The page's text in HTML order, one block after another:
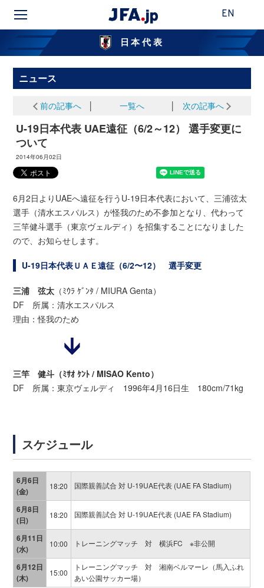
EN
日本代表
ニュース
前の記事へ 一覧へ 次の記事へ
U-19日本代表 UAE遠征（6/2～12） 選手変更に
ついて
2014年06月02日
6月2日よりUAEへ遠征を行うU-19日本代表において、三浦弦太
選手（清水エスパルス）が怪我のため不参加となり、代わって
三竿健斗選手（東京ヴェルディ）を招集することになりました
ので、お知らせします。
U-19日本代表ＵＡＥ遠征（6/2〜12） 選手変更
三浦 弦太 （ﾐｳﾗ ｹﾞﾝﾀ / MIURA Genta）
DF 所属：清水エスパルス
理由：怪我のため
三竿 健斗（ﾐｻｵ ｹﾝﾄ / MISAO Kento）
DF 所属：東京ヴェルディ 1996年4月16日生 180cm/71kg
スケジュール
6月6日
(金)
18:20 国際親善試合 対 U-19UAE代表 (UAE FA Stadium)
6月8日
(日)
18:20 国際親善試合 対 U-19UAE代表 (UAE FA Stadium)
6月11日
(水)
10:00 トレーニングマッチ 対 横浜FC ※非公開
6月12日
(木)
15:00
トレーニングマッチ 対 湘南ベルマーレ（馬入ふれ
あい公園サッカー場）